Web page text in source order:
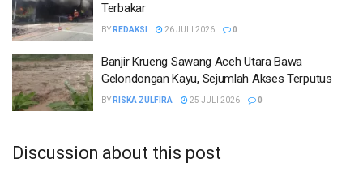
Terbakar
BY REDAKSI 26 JULI 2026 0
Banjir Krueng Sawang Aceh Utara Bawa
Gelondongan Kayu, Sejumlah Akses Terputus
BY RISKA ZULFIRA 25 JULI 2026 0
Discussion about this post